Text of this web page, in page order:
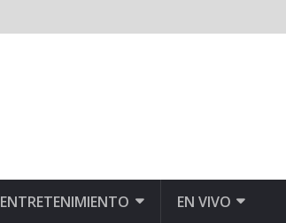
ENTRETENIMIENTO EN VIVO